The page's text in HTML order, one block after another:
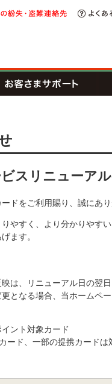
カードの紛
スリニューア
ドをご利用賜り、誠にあり
やすく、より分かりやす
ます。
、リニューアル日の翌日
なる場合、当ホームペー
ント対象カード
ド、一部の提携カードは
一覧
に遭わないために